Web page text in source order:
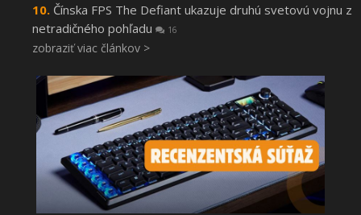
Čínska FPS The Defiant ukazuje druhú svetovú vojnu z
netradičného pohľadu
16
zobraziť viac článkov >